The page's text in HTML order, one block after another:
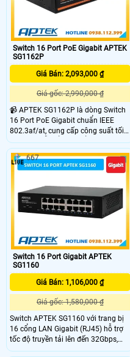
và còn nhiều công nghệ hiện đại
Switch 16 Port PoE Gigabit APTEK
SG1162P
Giá Bán: 2,093,000 ₫
Giá gốc: 2,990,000 ₫
📹 APTEK SG1162P là dòng Switch
16 Port PoE Gigabit chuẩn IEEE
802.3af/at, cung cấp công suất tối
đa 30W mỗi cổng và tổng công suất
250W. Ngoài ra, Switch tích hợp 2
cổng uplink Gigabit LAN và chế độ
VLAN giúp cô lập các cổng PoE, chỉ
chống sét 4kV bảo vệ thiết bị an
toàn trong mọi điều kiện.
Switch 16 Port Gigabit APTEK
SG1160
Giá Bán: 1,106,000 ₫
Giá gốc: 1,580,000 ₫
Switch APTEK SG1160 với trang bị
16 cổng LAN Gigabit (RJ45) hỗ trợ
tốc độ truyền tải lên đến 32Gbps,
giúp đáp ứng nhu cầu truyền tải dữ
667